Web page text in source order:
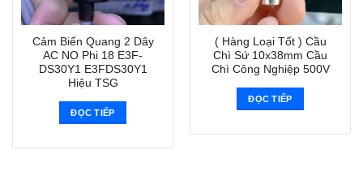
Cảm Biến Quang 2 Dây
AC NO Phi 18 E3F-
DS30Y1 E3FDS30Y1
Hiệu TSG
ĐỌC TIẾP
( Hàng Loại Tốt ) Cầu
Chì Sứ 10x38mm Cầu
Chì Công Nghiệp 500V
ĐỌC TIẾP